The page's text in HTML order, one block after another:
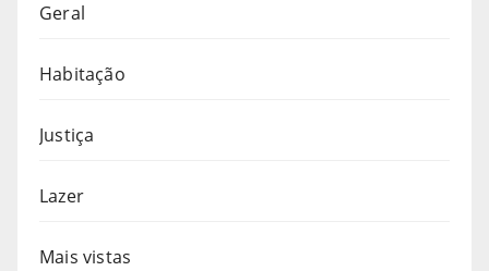
Geral
Habitação
Justiça
Lazer
Mais vistas